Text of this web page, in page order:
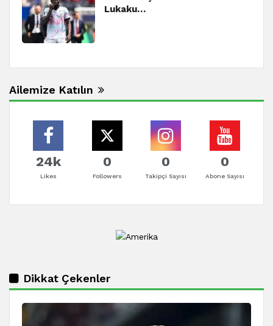
Lukaku…
Ailemize Katılın
24k
Likes
0
Followers
0
Takipçi Sayısı
0
Abone Sayısı
Dikkat Çekenler